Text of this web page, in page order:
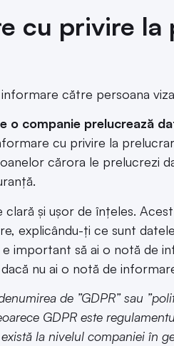
cu privire la
către persoana
o companie prelucrează
cu privire la
cărora le prelucrezi
și ușor de înțeles.
explicându-ți ce sunt
important să ai o notă de
nu ai o notă de
de ”GDPR” sau
GDPR este
la nivelul companiei în